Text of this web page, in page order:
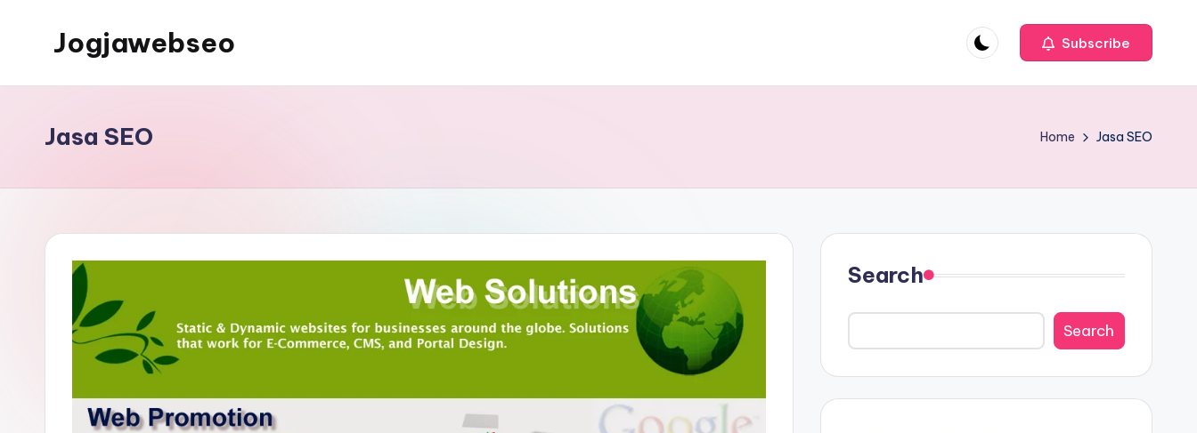
Jogjawebseo Subscribe
Jasa SEO Home Jasa SEO
Search
Search